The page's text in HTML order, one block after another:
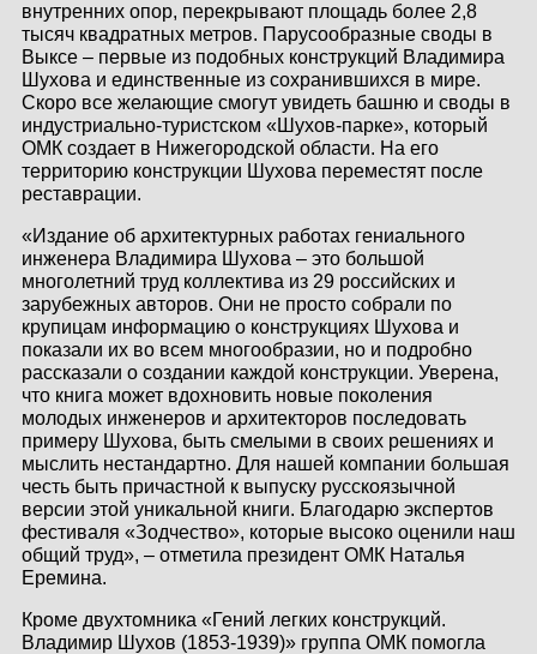
внутренних опор, перекрывают площадь более 2,8
тысяч квадратных метров. Парусообразные своды в
Выксе – первые из подобных конструкций Владимира
Шухова и единственные из сохранившихся в мире.
Скоро все желающие смогут увидеть башню и своды в
индустриально-туристском «Шухов-парке», который
ОМК создает в Нижегородской области. На его
территорию конструкции Шухова переместят после
реставрации.
«Издание об архитектурных работах гениального
инженера Владимира Шухова – это большой
многолетний труд коллектива из 29 российских и
зарубежных авторов. Они не просто собрали по
крупицам информацию о конструкциях Шухова и
показали их во всем многообразии, но и подробно
рассказали о создании каждой конструкции. Уверена,
что книга может вдохновить новые поколения
молодых инженеров и архитекторов последовать
примеру Шухова, быть смелыми в своих решениях и
мыслить нестандартно. Для нашей компании большая
честь быть причастной к выпуску русскоязычной
версии этой уникальной книги. Благодарю экспертов
фестиваля «Зодчество», которые высоко оценили наш
общий труд», – отметила президент ОМК Наталья
Еремина.
Кроме двухтомника «Гений легких конструкций.
Владимир Шухов (1853-1939)» группа ОМК помогла